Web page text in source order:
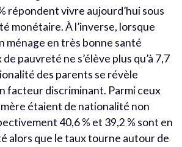
répondent vivre aujourd’hui sous
monétaire. À l’inverse, lorsque
ménage en très bonne santé
pauvreté ne s’élève plus qu’à 7,7
des parents se révèle
facteur discriminant. Parmi ceux
étaient de nationalité non
40,6 % et 39,2 % sont en
alors que le taux tourne autour de